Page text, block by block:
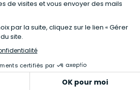
bio⋅ Lits bébés en bois⋅Déodorant bio⋅Sapin
naturel
⋅Couche bio⋅Anti-nuisible⋅Poeles
de plafond
les codes promos applicables sur Slood sont
complètes Sauthon taguées en Offre
:
voir la sélection de l'offre